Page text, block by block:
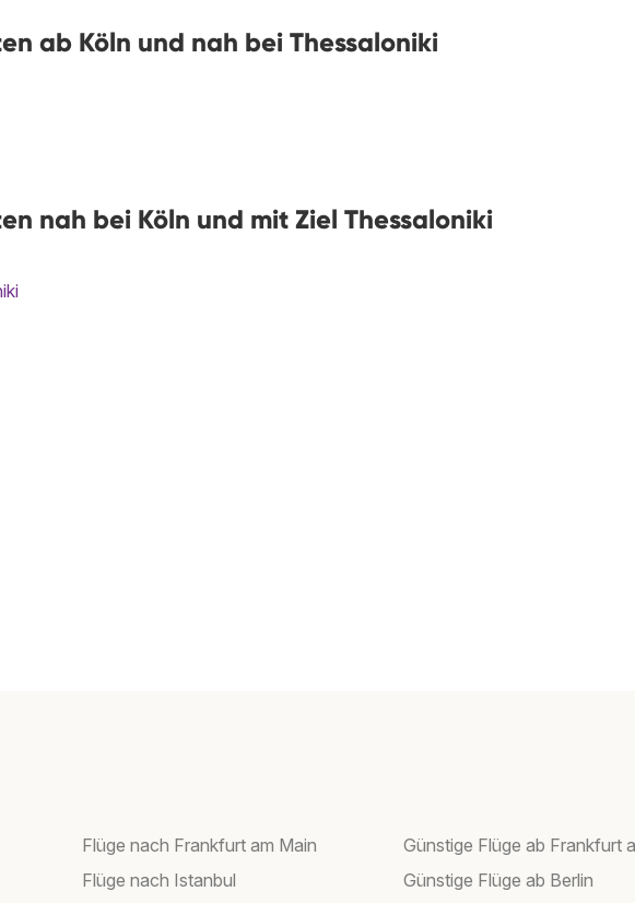
ab Köln und nah bei Thessaloniki
nah bei Köln und mit Ziel Thessaloniki
Flüge nach Frankfurt am Main
Flüge nach Istanbul
Günstige Flüge ab Frankfurt
Günstige Flüge ab Berlin